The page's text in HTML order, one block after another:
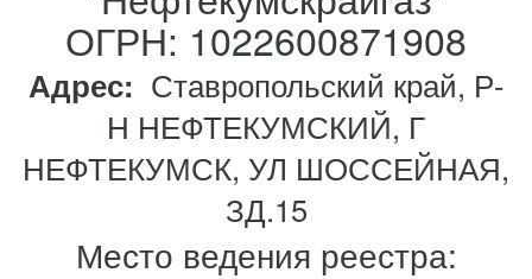
ОГРН: 1022600871908
Адрес: Ставропольский край, Р-
Н НЕФТЕКУМСКИЙ, Г
НЕФТЕКУМСК, УЛ ШОССЕЙНАЯ,
ЗД.15
Место ведения реестра: